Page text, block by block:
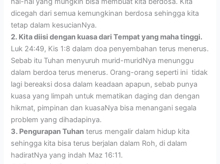
dicegah dari semua kemungkinan berdosa sehingga kita
tetap dalam kesucianNya.
2. Kita diisi dengan kuasa dari Tempat yang maha tinggi.
Luk 24:49, Kis 1:8 dalam doa penyembahan terus menerus.
Sebab itu Tuhan menyuruh murid-muridNya menunggu
dalam berdoa terus menerus. Orang-orang seperti ini tidak
lagi bereaksi dosa dalam keadaan apapun, sebab punya
kuasa yang limpah untuk mematikan daging dan dengan
hikmat, pimpinan dan kuasaNya bisa menangani segala
problem yang dihadapinya.
3. Pengurapan Tuhan terus mengalir dalam hidup kita
sehingga kita bisa terus berjalan dalam Roh, di dalam
hadiratNya yang indah Maz 16:11.